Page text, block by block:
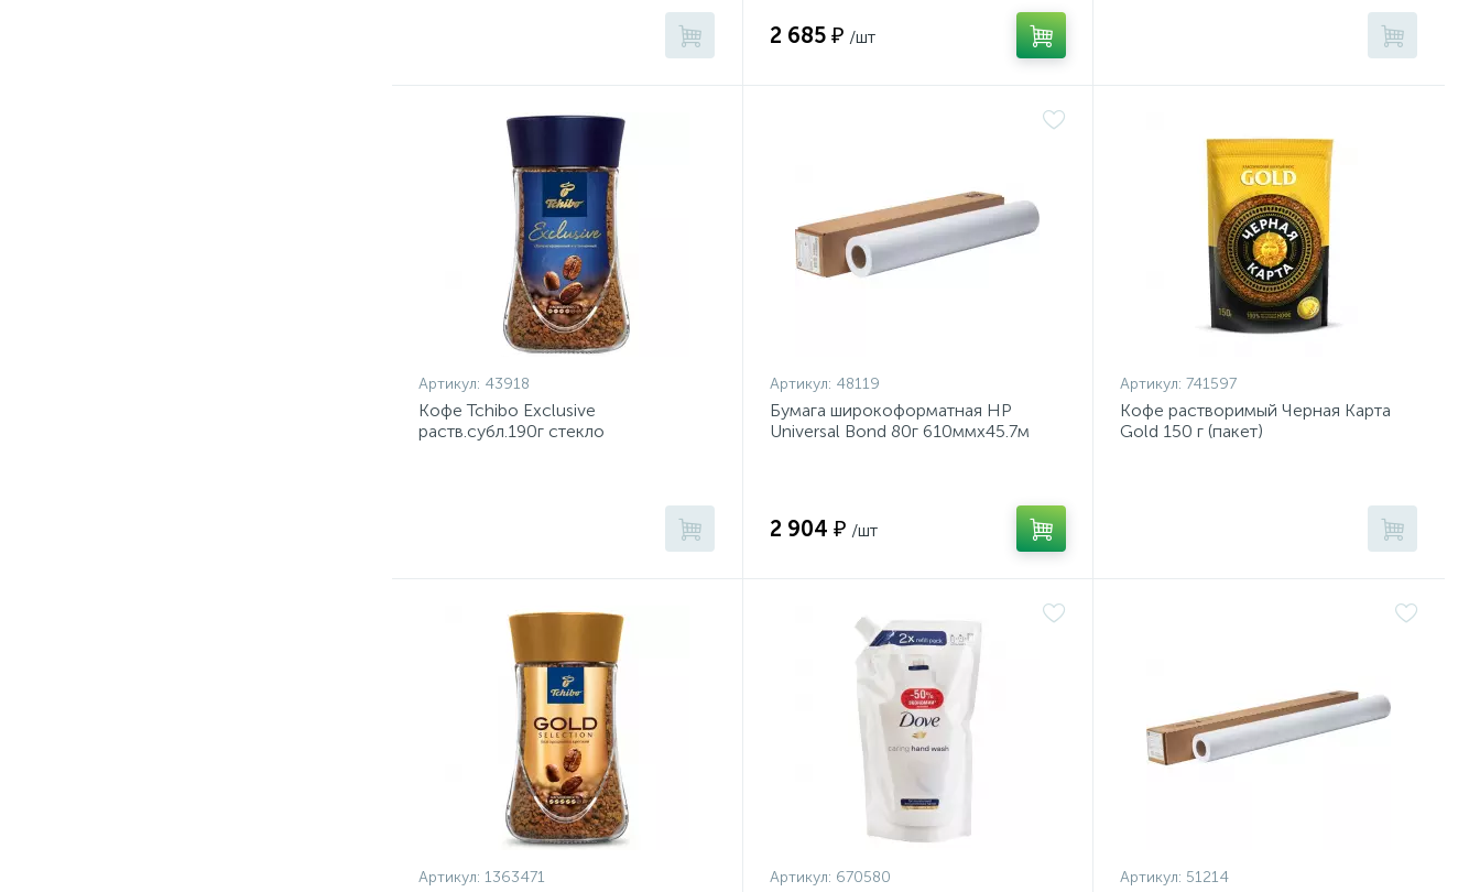
2 685 ₽ /шт
Артикул: 43918
Кофе Tchibo Exclusive
раств.субл.190г стекло
Артикул: 48119
Бумага широкоформатная HP
Universal Bond 80г 610ммх45.7м
2 904 ₽ /шт
Артикул:741597
Кофе растворимый Черная Карта
Gold 150 г (пакет)
Артикул: 1363471 Артикул: 670580 Артикул: 51214